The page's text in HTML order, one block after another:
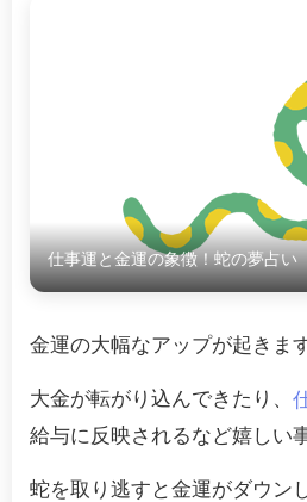
仕事運と金運の象徴！蛇の夢占い
金運の大幅なアップが起きます
大金が転がり込んできたり、
給与に反映されるなど嬉しい
蛇を取り逃すと金運がダウン